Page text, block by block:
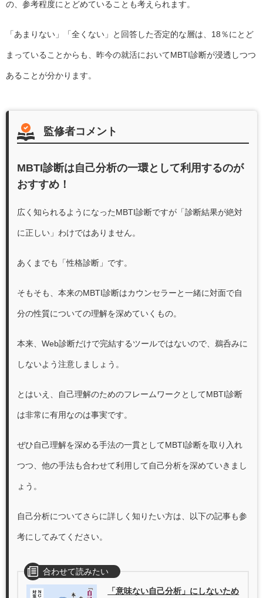
の、参考程度にとどめていることも考えられます。
「あまりない」「全くない」と回答した否定的な層は、18％にとど
まっていることからも、昨今の就活においてMBTI診断が浸透しつつ
あることが分かります。
監修者コメント
MBTI診断は自己分析の一環として利用するのが
おすすめ！
広く知られるようになったMBTI診断ですが「診断結果が絶対
に正しい」わけではありません。
あくまでも「性格診断」です。
そもそも、本来のMBTI診断はカウンセラーと一緒に対面で自
分の性質についての理解を深めていくもの。
本来、Web診断だけで完結するツールではないので、鵜呑みに
しないよう注意しましょう。
とはいえ、自己理解のためのフレームワークとしてMBTI診断
は非常に有用なのは事実です。
ぜひ自己理解を深める手法の一貫としてMBTI診断を取り入れ
つつ、他の手法も合わせて利用して自己分析を深めていきまし
ょう。
自己分析についてさらに詳しく知りたい方は、以下の記事も参
考にしてみてください。
「意味ない自己分析」にしないため